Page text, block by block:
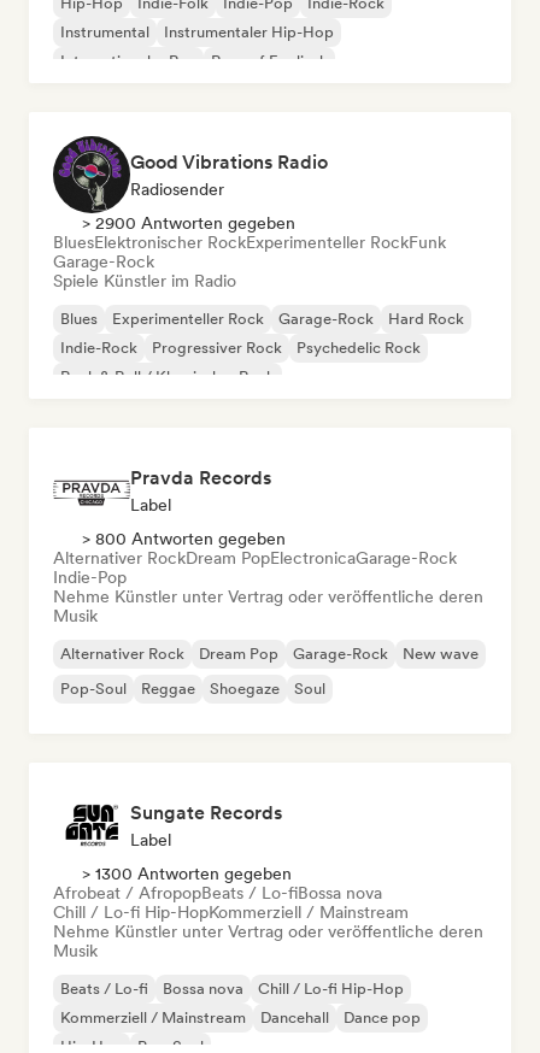
Instrumental
Instrumentaler Hip-Hop
Internationaler Rap
Rap auf Englisch
Good Vibrations Radio
Radiosender
> 2900 Antworten gegeben
BluesElektronischer RockExperimenteller RockFunk
Garage-Rock
Spiele Künstler im Radio
Blues Experimenteller Rock Garage-Rock
Hard Rock
Indie-Rock
Progressiver Rock
Psychedelic Rock
Rock & Roll / Klassischer Rock
Pravda Records
Label
> 800 Antworten gegeben
Alternativer RockDream PopElectronicaGarage-Rock
Indie-Pop
Nehme Künstler unter Vertrag oder veröffentliche deren
Musik
Alternativer Rock Dream Pop Garage-Rock
New wave
Pop-Soul
Reggae Shoegaze Soul
Sungate Records
Label
> 1300 Antworten gegeben
Afrobeat / AfropopBeats / Lo-fiBossa nova
Chill / Lo-fi Hip-HopKommerziell / Mainstream
Nehme Künstler unter Vertrag oder veröffentliche deren
Musik
Beats / Lo-fi Bossa nova
Chill / Lo-fi Hip-Hop
Kommerziell / Mainstream
Dancehall
Dance pop
Hip-Hop
Pop-Soul